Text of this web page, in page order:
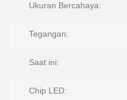
Ukuran Bercahaya:
Tegangan:
Saat ini:
Chip LED: